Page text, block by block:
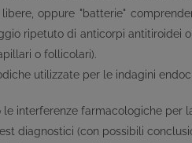
oppure "batterie"
ripetuto di anticorpi antitiroidei
o follicolari).
utilizzate per le indagini
interferenze farmacologiche per
diagnostici (con possibili